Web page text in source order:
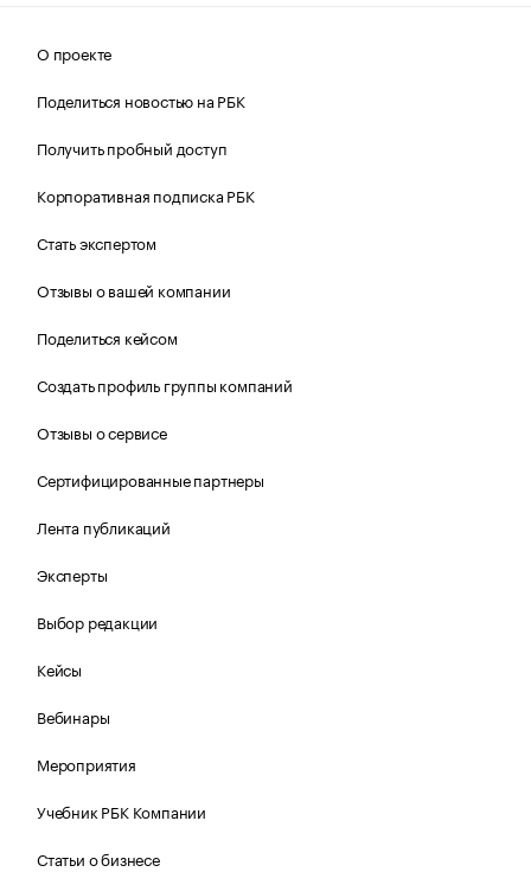
О проекте
Поделиться новостью на РБК
Получить пробный доступ
Корпоративная подписка РБК
Стать экспертом
Отзывы о вашей компании
Поделиться кейсом
Создать профиль группы компаний
Отзывы о сервисе
Сертифицированные партнеры
Лента публикаций
Эксперты
Выбор редакции
Кейсы
Вебинары
Мероприятия
Учебник РБК Компании
Статьи о бизнесе